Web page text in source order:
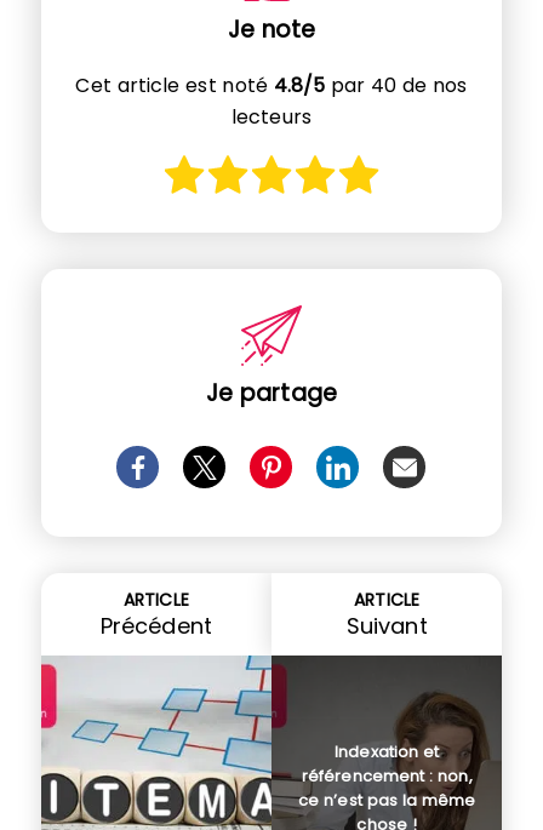
Je note
Cet article est noté 4.8/5 par 40 de nos
lecteurs
Je partage
ARTICLE
Précédent
ARTICLE
Suivant
Indexation et
référencement : non,
ce n’est pas la même
chose !